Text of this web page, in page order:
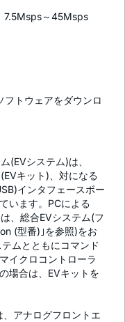
7.5Msps～45Msps
トウェアをダウンロ
(EVシステム)は、
キット)、対になる
インタフェースボー
います。PCによる
、総合EVシステム(フ
(型番)｣を参照)をお
ムとともにコマンド
イクロコントローラ
場合は、EVキットを
アナログフロントエ